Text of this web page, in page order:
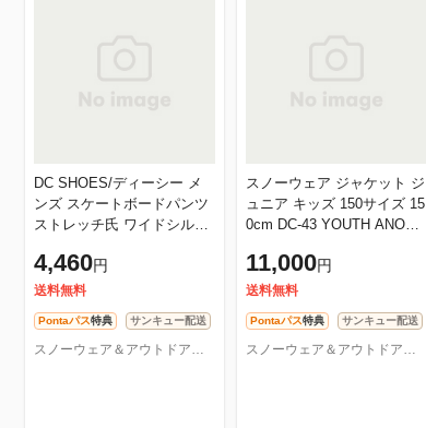
DC SHOES/ディーシー メ
ンズ スケートボードパンツ
ストレッチ氏 ワイドシルエ
DPT241007
4,460円
送料無料
Pontaパス特典 サンキュー配送
スノーウェア＆アウトドアならOC STYLE
スノーウェア ジャケット ジ
ュニア キッズ 150サイズ 15
0cm DC-43 YOUTH ANORA
キーウェア 防寒 DC SHOE
S/ディー
11,000円
送料無料
Pontaパス特典 サンキュー配送
スノーウェア＆アウトドアならOC STYLE